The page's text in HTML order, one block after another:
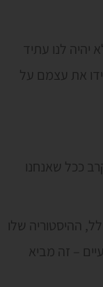
לנו עתיד
את עצמם על
ככל שאנחנו
ההיסטוריה שלו
– זה מביא